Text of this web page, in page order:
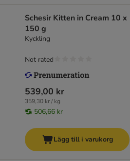
Schesir Kitten in Cream 10 x
150 g
Kyckling
539,00 kr
359,30 kr / kg
506,66 kr
Not rated
Lägg till i varukorg